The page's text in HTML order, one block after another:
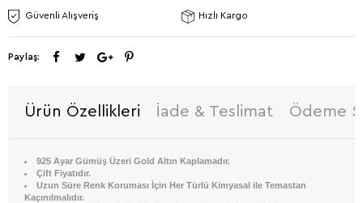
Güvenli Alışveriş Hızlı Kargo
Paylaş:
Ürün Özellikleri İade & Teslimat Ödeme
925 Ayar Gümüş Üzeri Gold Altın Kaplamadır.
Çift Fiyatıdır.
Uzun Süre Renk Koruması İçin Her Türlü Kimyasal ile Temastan
Kaçınılmalıdır.